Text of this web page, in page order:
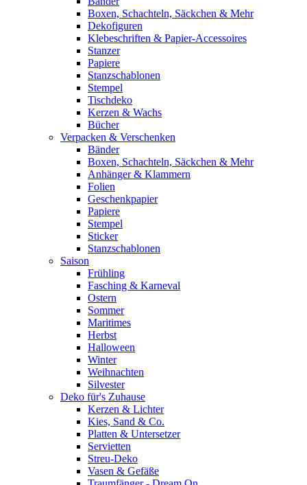
Boxen, Schachteln, Säckchen & Mehr
Dekofiguren
Klebeschriften & Papier-Accessoires
Stanzer
Papiere
Stanzschablonen
Stempel
Tischdeko
Kerzen & Wachs
Bücher
Verpacken & Verschenken
Bänder
Boxen, Schachteln, Säckchen & Mehr
Anhänger & Klammern
Folien
Geschenkpapier
Papiere
Stempel
Sticker
Stanzschablonen
Saison
Frühling
Fasching & Karneval
Ostern
Sommer
Maritimes
Herbst
Halloween
Winter
Weihnachten
Silvester
Deko für's Zuhause
Kerzen & Lichter
Kies, Sand & Co.
Platten & Untersetzer
Servietten
Streu-Deko
Vasen & Gefäße